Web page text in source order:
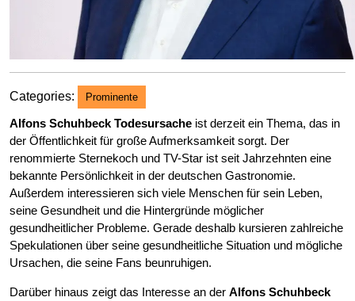
Categories: Prominente
Alfons Schuhbeck Todesursache ist derzeit ein Thema, das in
der Öffentlichkeit für große Aufmerksamkeit sorgt. Der
renommierte Sternekoch und TV-Star ist seit Jahrzehnten eine
bekannte Persönlichkeit in der deutschen Gastronomie.
Außerdem interessieren sich viele Menschen für sein Leben,
seine Gesundheit und die Hintergründe möglicher
gesundheitlicher Probleme. Gerade deshalb kursieren zahlreiche
Spekulationen über seine gesundheitliche Situation und mögliche
Ursachen, die seine Fans beunruhigen.
Darüber hinaus zeigt das Interesse an der Alfons Schuhbeck